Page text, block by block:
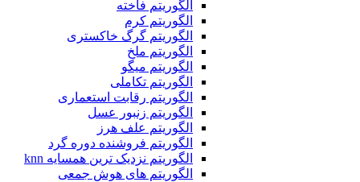
الگوریتم فاخته
الگوریتم کرم
الگوریتم گرگ خاکستری
الگوریتم ملخ
الگوریتم میگو
الگوریتم تکاملی
الگوریتم رقابت استعماری
الگوریتم زنبور عسل
الگوریتم علف هرز
الگوریتم فروشنده دوره گرد
الگوریتم نزدیک ترین همسایه knn
الگوریتم های هوش جمعی